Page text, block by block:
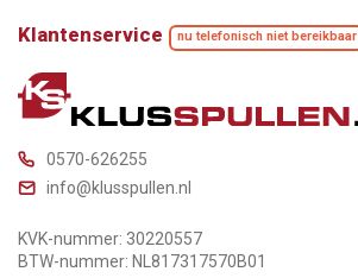
Klantenservice nu telefonisch niet bereikbaar
0570-626255
info@klusspullen.nl
KVK-nummer: 30220557
BTW-nummer: NL817317570B01